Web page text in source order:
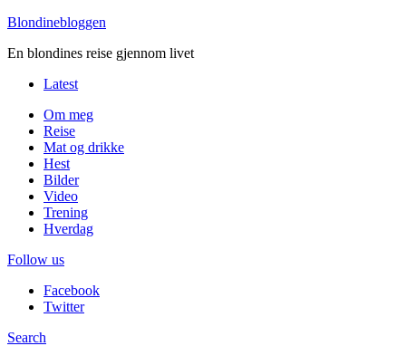
Blondinebloggen
En blondines reise gjennom livet
Latest
Om meg
Reise
Mat og drikke
Hest
Bilder
Video
Trening
Hverdag
Follow us
Facebook
Twitter
Search